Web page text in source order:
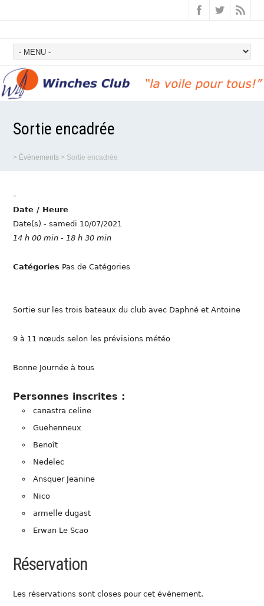
Sortie encadrée
> Évènements > Sortie encadrée
-
Date / Heure
Date(s) - samedi 10/07/2021
14 h 00 min - 18 h 30 min
Catégories Pas de Catégories
Sortie sur les trois bateaux du club avec Daphné et Antoine
9 à 11 nœuds selon les prévisions météo
Bonne Journée à tous
Personnes inscrites :
canastra celine
Guehenneux
Benoît
Nedelec
Ansquer Jeanine
Nico
armelle dugast
Erwan Le Scao
Réservation
Les réservations sont closes pour cet évènement.